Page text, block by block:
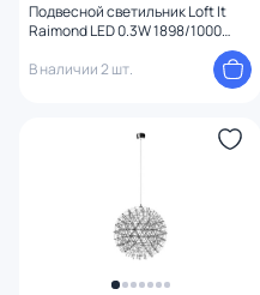
Подвесной светильник Loft It
Raimond LED 0.3W 1898/1000
В наличии 2 шт.